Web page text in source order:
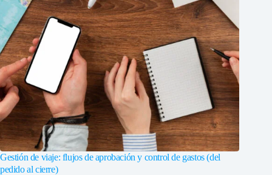
Gestión de viaje: flujos de aprobación y control de gastos (del
pedido al cierre)